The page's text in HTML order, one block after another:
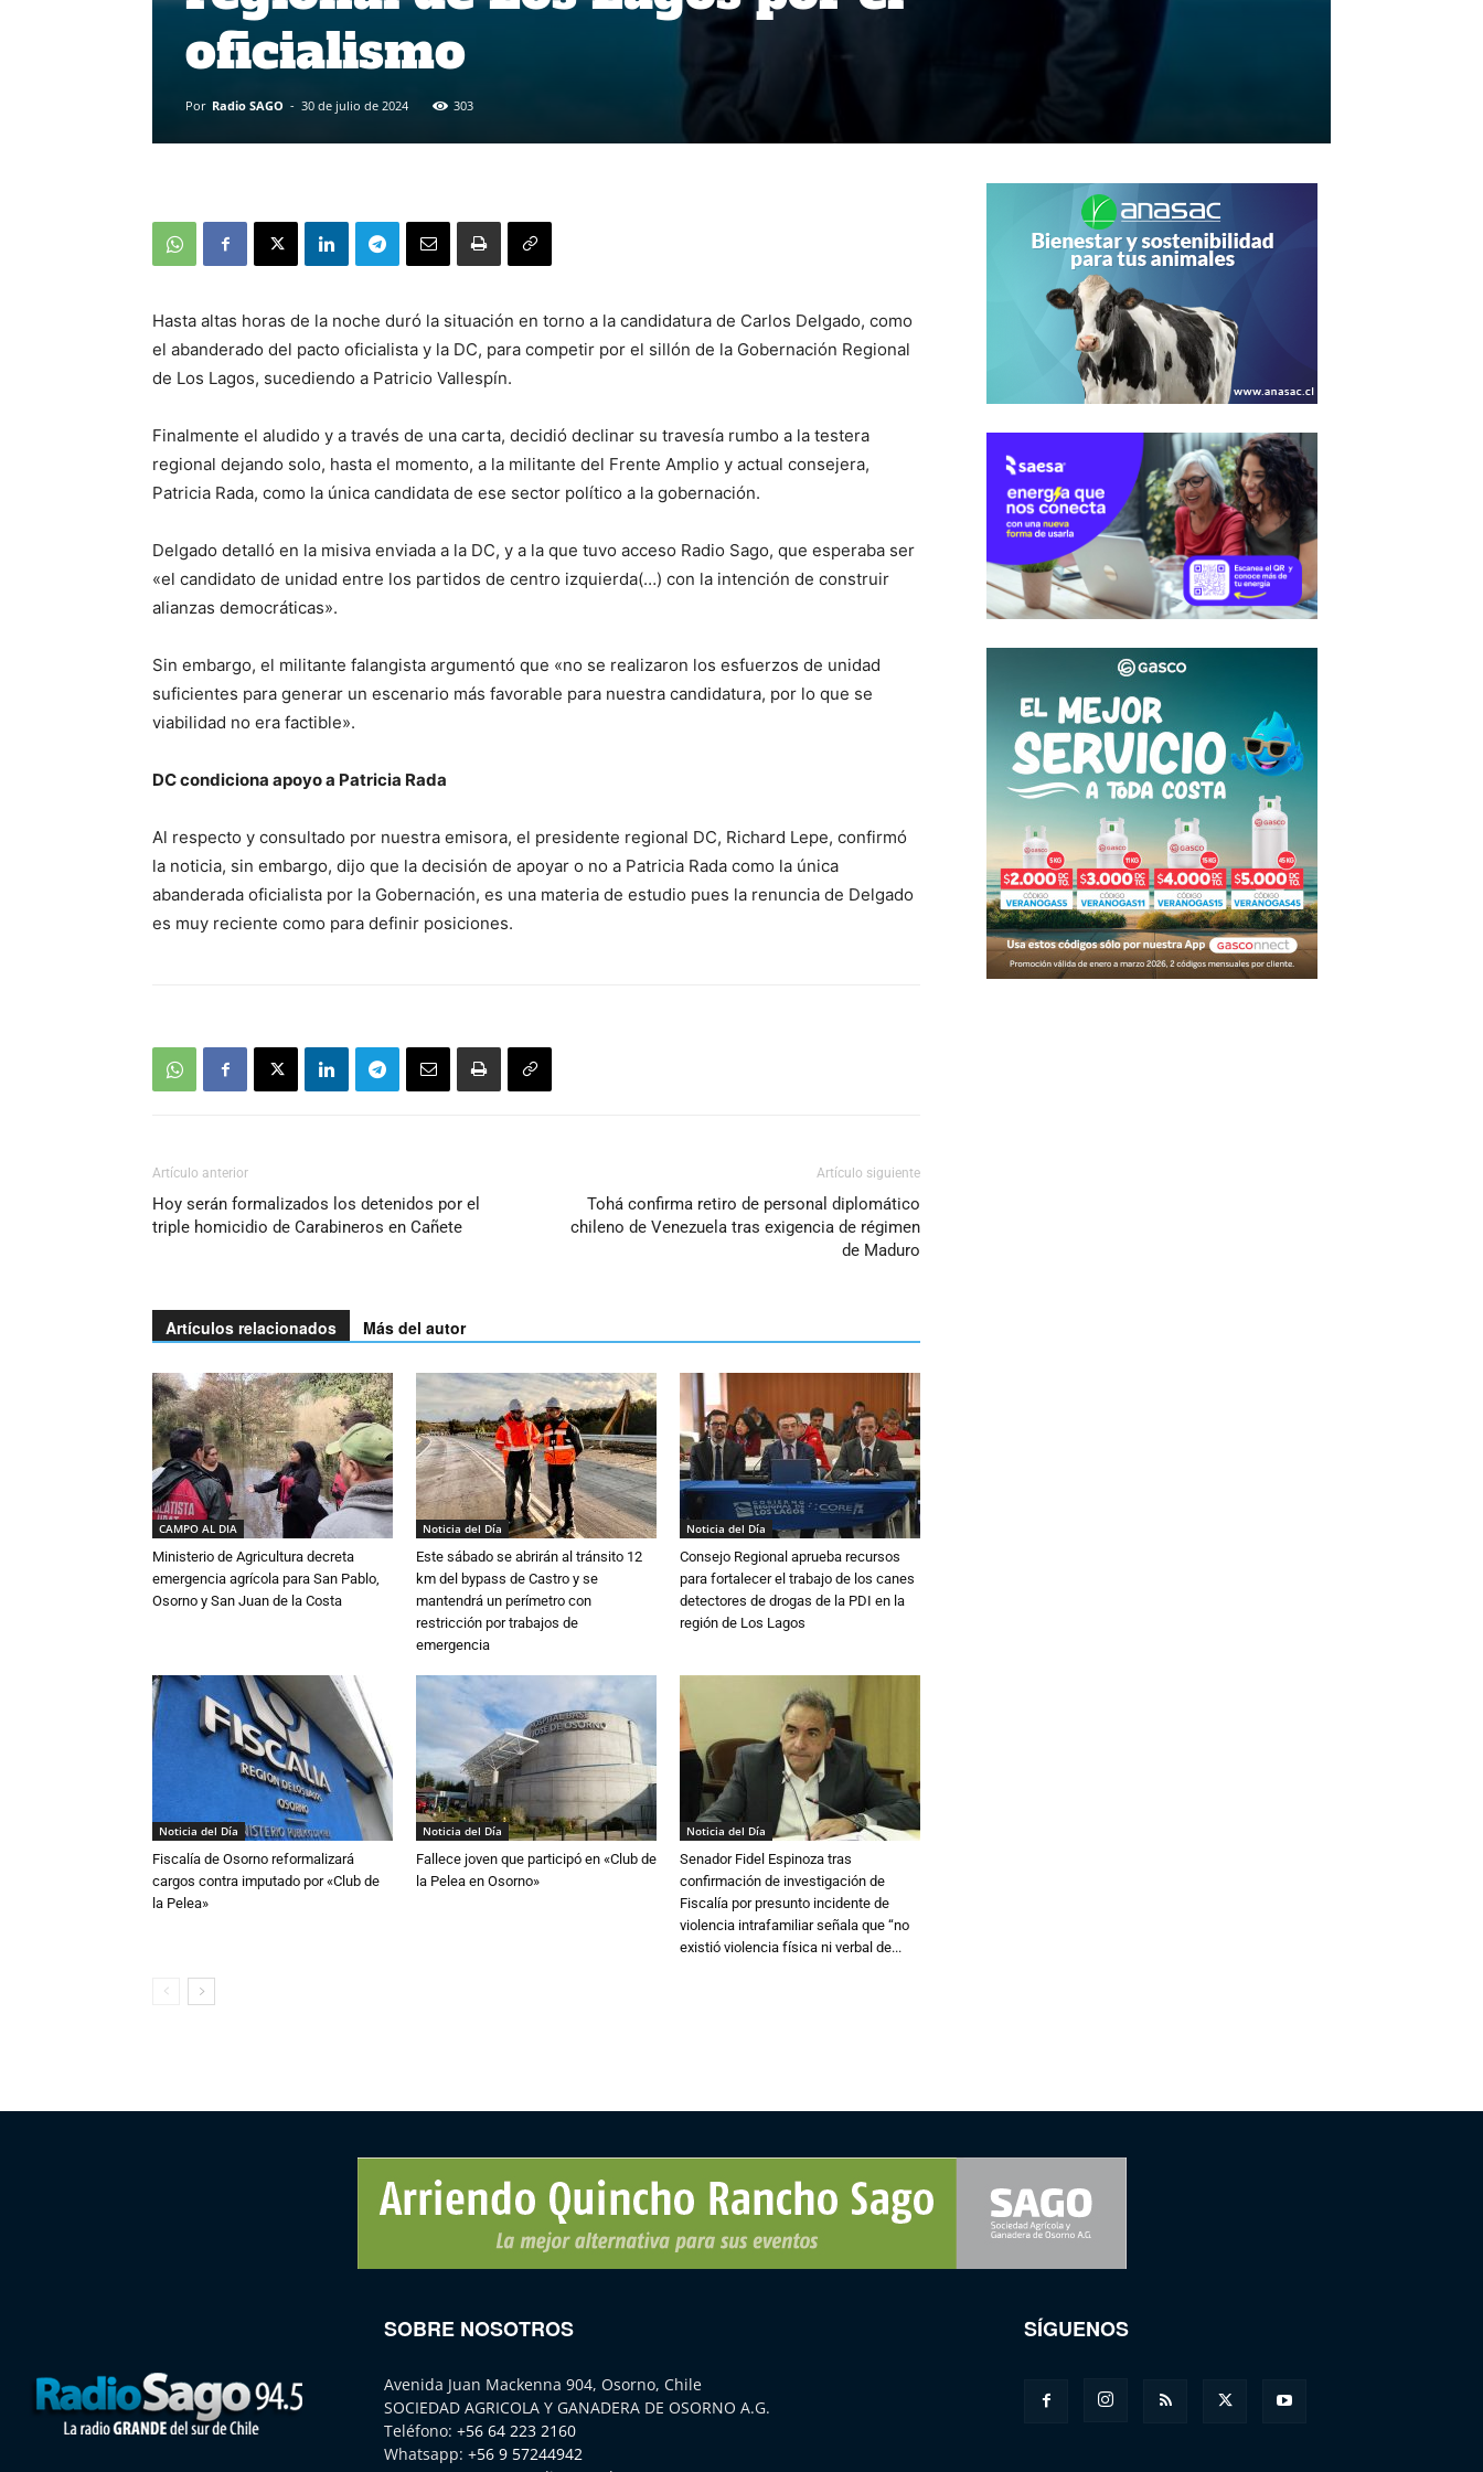
oficialismo
Por Radio SAGO - 30 de julio de 2024 303
Hasta altas horas de la noche duró la situación en torno a la candidatura de Carlos Delgado, como
el abanderado del pacto oficialista y la DC, para competir por el sillón de la Gobernación Regional
de Los Lagos, sucediendo a Patricio Vallespín.
Finalmente el aludido y a través de una carta, decidió declinar su travesía rumbo a la testera
regional dejando solo, hasta el momento, a la militante del Frente Amplio y actual consejera,
Patricia Rada, como la única candidata de ese sector político a la gobernación.
Delgado detalló en la misiva enviada a la DC, y a la que tuvo acceso Radio Sago, que esperaba ser
«el candidato de unidad entre los partidos de centro izquierda(…) con la intención de construir
alianzas democráticas».
Sin embargo, el militante falangista argumentó que «no se realizaron los esfuerzos de unidad
suficientes para generar un escenario más favorable para nuestra candidatura, por lo que se
viabilidad no era factible».
DC condiciona apoyo a Patricia Rada
Al respecto y consultado por nuestra emisora, el presidente regional DC, Richard Lepe, confirmó
la noticia, sin embargo, dijo que la decisión de apoyar o no a Patricia Rada como la única
abanderada oficialista por la Gobernación, es una materia de estudio pues la renuncia de Delgado
es muy reciente como para definir posiciones.
Artículo anterior
Hoy serán formalizados los detenidos por el
triple homicidio de Carabineros en Cañete
Artículo siguiente
Tohá confirma retiro de personal diplomático
chileno de Venezuela tras exigencia de régimen
de Maduro
Artículos relacionados Más del autor
CAMPO AL DIA
Ministerio de Agricultura decreta
emergencia agrícola para San Pablo,
Osorno y San Juan de la Costa
Noticia del Día
Este sábado se abrirán al tránsito 12
km del bypass de Castro y se
mantendrá un perímetro con
restricción por trabajos de
emergencia
Noticia del Día
Consejo Regional aprueba recursos
para fortalecer el trabajo de los canes
detectores de drogas de la PDI en la
región de Los Lagos
Noticia del Día
Fiscalía de Osorno reformalizará
cargos contra imputado por «Club de
la Pelea»
Noticia del Día
Fallece joven que participó en «Club de
la Pelea en Osorno»
Noticia del Día
Senador Fidel Espinoza tras
confirmación de investigación de
Fiscalía por presunto incidente de
violencia intrafamiliar señala que “no
existió violencia física ni verbal de...
SOBRE NOSOTROS
Avenida Juan Mackenna 904, Osorno, Chile
SOCIEDAD AGRICOLA Y GANADERA DE OSORNO A.G.
Teléfono: +56 64 223 2160
Whatsapp: +56 9 57244942
SÍGUENOS